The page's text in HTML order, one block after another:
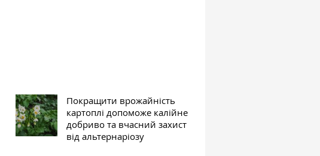
Покращити врожайність
картоплі допоможе калійне
добриво та вчасний захист
від альтернаріозу